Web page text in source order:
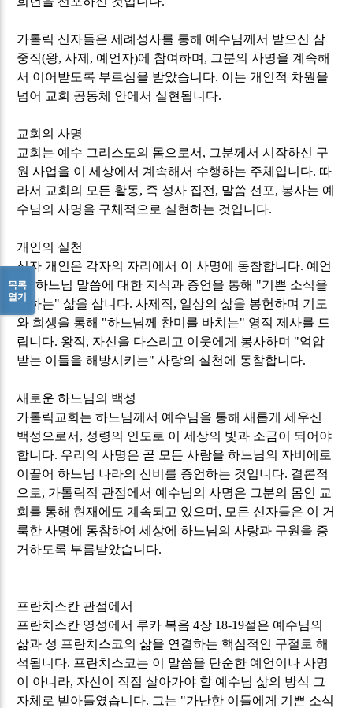
가톨릭 신자들은 세례성사를 통해 예수님께서 받으신 삼
중직(왕,사제 , 예언자)에 참여하며 , 그분의 사명을 계속해
서 이어받도록 부르심을 받았습니다. 이는 개인적 차원을
넘어 교회 공동체 안에서 실현됩니다.
교회의 사명
교회는 예수 그리스도의 몸으로서 , 그분께서 시작하신 구
원 사업을 이 세상에서 계속해서 수행하는 주체입니다. 따
라서 교회의 모든 활동, 즉 성사 집전 , 말씀 선포, 봉사는 예
수님의 사명을 구체적으로 실현하는 것입니다.
개인의 실천
신자 개인은 각자의 자리에서 이 사명에 동참합니다. 예언
직
,하느님 말씀에 대한 지식과 증언을 통해 "기쁜 소식을
전하는"삶을 삽니다.사제직, 일상의 삶을 봉헌하며 기도
와 희생을 통해 "하느님께 찬미를 바치는" 영적 제사를 드
립니다. 왕직, 자신을 다스리고 이웃에게 봉사하며 "억압
받는 이들을 해방시키는"사랑의 실천에 동참합니다.
새로운 하느님의 백성
가톨릭교회는 하느님께서 예수님을 통해 새롭게 세우신
백성으로서 , 성령의 인도로 이 세상의 빛과 소금이 되어야
합니다. 우리의 사명은 곧 모든 사람을 하느님의 자비에로
이끌어 하느님 나라의 신비를 증언하는 것입니다. 결론적
으로, 가톨릭적 관점에서 예수님의 사명은 그분의 몸인 교
회를 통해 현재에도 계속되고 있으며 , 모든 신자들은 이 거
룩한 사명에 동참하여 세상에 하느님의 사랑과 구원을 증
거하도록 부름받았습니다.
프란치스칸 관점에서
프란치스칸 영성에서 루카 복음4장 18-19절은 예수님의
삶과 성 프란치스코의 삶을 연결하는 핵심적인 구절로 해
석됩니다. 프란치스코는 이 말씀을 단순한 예언이나 사명
이 아니라, 자신이 직접 살아가야 할 예수님 삶의 방식 그
자체로 받아들였습니다. 그는 "가난한 이들에게 기쁜 소식
목록
열기